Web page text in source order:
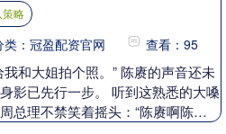
策略
类：冠盈配资官网 查看：95
我和大姐拍个照。” 陈赓的声音还未
影已先行一步。 听到这熟悉的大嗓
总理不禁笑着摇头：“陈赓啊陈